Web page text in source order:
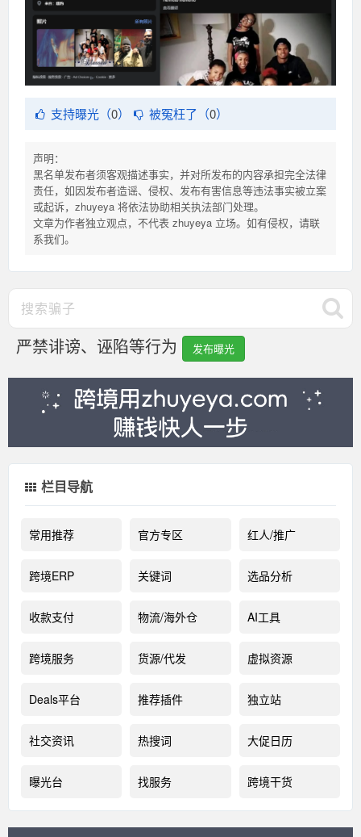
支持曝光（0） 被冤枉了（0）
声明：
黑名单发布者须客观描述事实，并对所发布的内容承担完全法律
责任，如因发布者造谣、侵权、发布有害信息等违法事实被立案
或起诉，zhuyeya 将依法协助相关执法部门处理。
文章为作者独立观点，不代表 zhuyeya 立场。如有侵权，请联
系我们。
严禁诽谤、诬陷等行为 发布曝光
栏目导航
常用推荐 官方专区 红人/推广
跨境ERP 关键词 选品分析
收款支付 物流/海外仓 AI工具
跨境服务 货源/代发 虚拟资源
Deals平台 推荐插件 独立站
社交资讯 热搜词 大促日历
曝光台 找服务 跨境干货